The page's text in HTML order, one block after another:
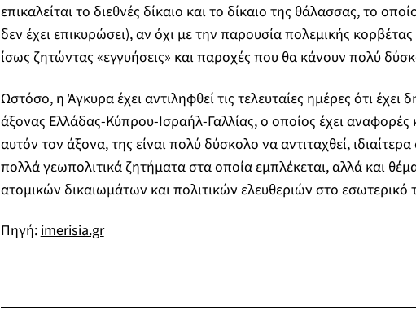
επικαλείται το διεθνές δίκαιο και το δίκαιο της θάλασσας, το
δεν έχει επικυρώσει), αν όχι με την παρουσία πολεμικής
ίσως ζητώντας «εγγυήσεις» και παροχές που θα κάνουν πολύ
Ωστόσο, η Άγκυρα έχει αντιληφθεί τις τελευταίες ημέρες ότι έχει
άξονας Ελλάδας-Κύπρου-Ισραήλ-Γαλλίας, ο οποίος έχει αναφορές
αυτόν τον άξονα, της είναι πολύ δύσκολο να αντιταχθεί,
πολλά γεωπολιτικά ζητήματα στα οποία εμπλέκεται, αλλά και
ατομικών δικαιωμάτων και πολιτικών ελευθεριών στο
Πηγή:imerisia.gr